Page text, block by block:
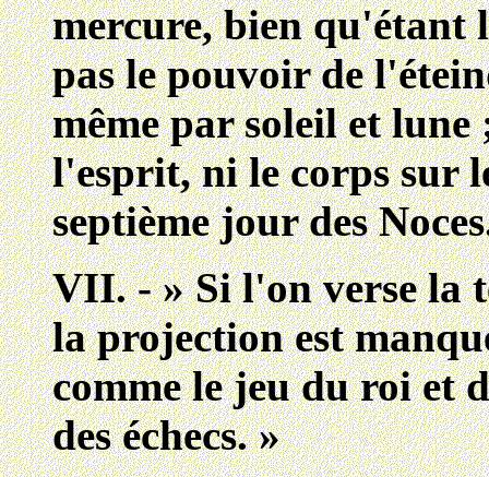
mercure, bien qu'étant
pas le pouvoir de
même par soleil et
l'esprit, ni le corps sur
septième jour des
VII. - » Si l'on verse la
la projection est
comme le jeu du roi et
des échecs. »